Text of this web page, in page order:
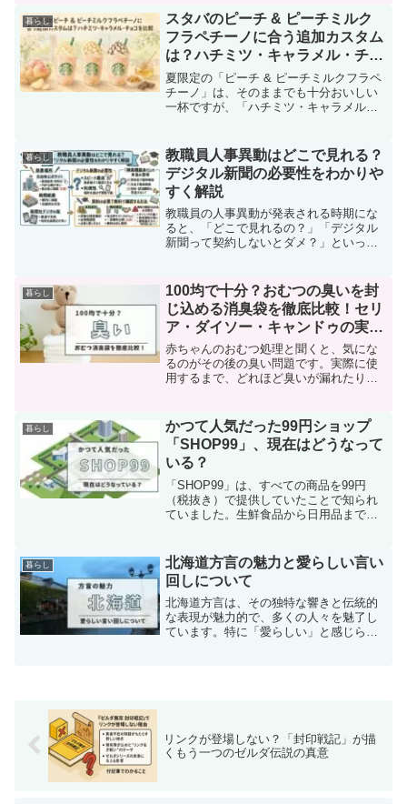
ゆうパケットプラスの専用箱を格安で入
手する確実な方法は残念なが...
暮らし
スタバのピーチ & ピーチミルク
フラペチーノに合う追加カスタム
は？ハチミツ・キャラメル・チョ
コを比較
夏限定の「ピーチ & ピーチミルクフラペ
チーノ」は、そのままでも十分おいしい
一杯ですが、「ハチミツ・キャラメルソ
多いのではないでしょうか。無料ででき
るカスタムだからこそ...
暮らし
教職員人事異動はどこで見れる？
デジタル新聞の必要性をわかりや
すく解説
教職員の人事異動が発表される時期にな
ると、「どこで見れるの？」「デジタル
新聞って契約しないとダメ？」といった
るかもしれない大事な情報なので、でき
るだけ早く正確に知りたい...
暮らし
100均で十分？おむつの臭いを封
じ込める消臭袋を徹底比較！セリ
ア・ダイソー・キャンドゥの実力
とは
赤ちゃんのおむつ処理と聞くと、気にな
るのがその後の臭い問題です。実際に使
用するまで、どれほど臭いが漏れたりし
購入できる100均の防臭袋から始めてみる
のがおすすめですよ。...
暮らし
かつて人気だった99円ショップ
「SHOP99」、現在はどうなって
いる？
「SHOP99」は、すべての商品を99円
（税抜き）で提供していたことで知られ
ていました。生鮮食品から日用品まで、
りました。しかし、近年「SHOP99」の
店舗を目にする機...
暮らし
北海道方言の魅力と愛らしい言い
回しについて
北海道方言は、その独特な響きと伝統的
な表現が魅力的で、多くの人々を魅了し
ています。特に「愛らしい」と感じられ
リンクが登場しない？「封印戦記」が描
くもう一つのゼルダ伝説の真意